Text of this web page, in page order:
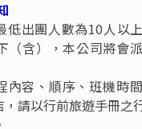
行跟業務購買旅平險**
費(車上推薦當地特產)